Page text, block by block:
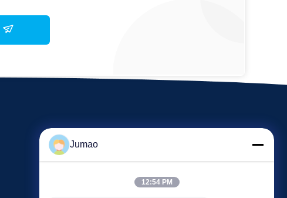
Jumao
12:54 PM